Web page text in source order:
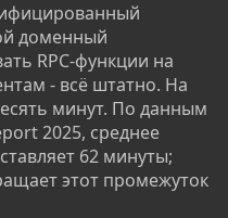
доменный
RPC-функции на
- всё штатно. На
минут. По данным
2025, среднее
62 минуты;
этот промежуток